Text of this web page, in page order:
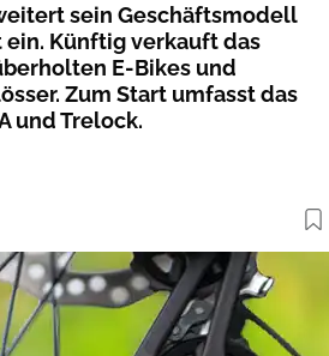
sein Geschäftsmodell
Künftig verkauft das
E-Bikes und
Zum Start umfasst das
und Trelock.